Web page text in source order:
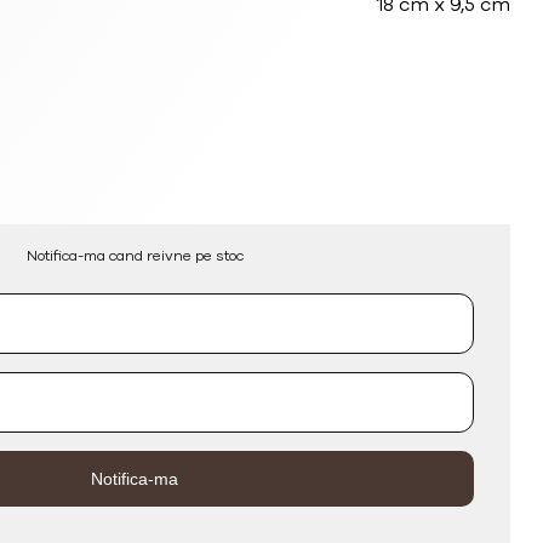
Notifica-ma cand reivne pe stoc